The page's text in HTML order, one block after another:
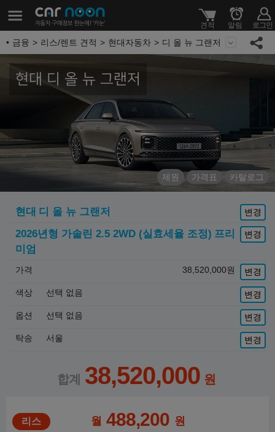
금융 리스/렌트 견적 현대자동차 디 올 뉴 그랜저
현대 디 올 뉴 그랜저
제원 가격표 카탈로그
현대 디 올 뉴 그랜저 변경
2026년형 가솔린 2.5 2WD (실효세율 조정) 프리
미엄
변경
가격 38,520,000원 변경
색상 선택 없음 변경
옵션 선택 없음 변경
탁송 서울 변경
38,520,000
월 488,200 원